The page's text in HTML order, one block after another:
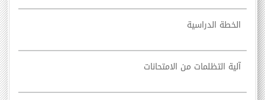
الخطة الدراسية
آلية التظلمات من الامتحانات